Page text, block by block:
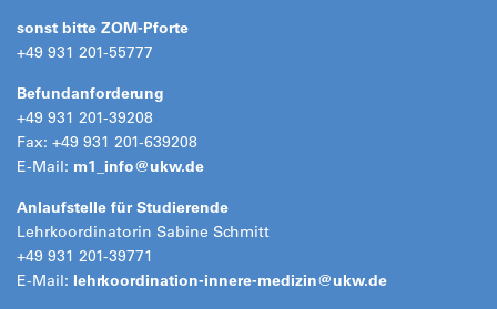
sonst bitte ZOM-Pforte
+49 931 201-55777
Befundanforderung
+49 931 201-39208
Fax: +49 931 201-639208
E-Mail: m1_info@ukw.de
Anlaufstelle für Studierende
Lehrkoordinatorin Sabine Schmitt
+49 931 201-39771
E-Mail: lehrkoordination-innere-medizin@ukw.de